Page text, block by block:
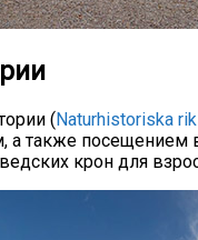
( Naturhistoriska
также посещением
крон для